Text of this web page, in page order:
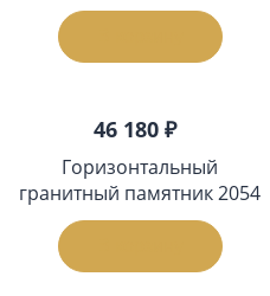
46 180 ₽
Горизонтальный
гранитный памятник 2054